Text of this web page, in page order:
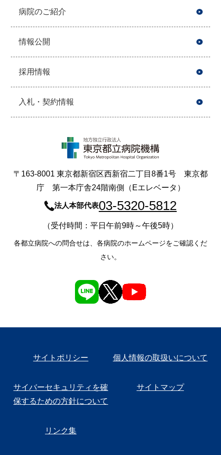
病院のご紹介
情報公開
採用情報
入札・契約情報
〒163-8001 東京都新宿区西新宿二丁目8番1号 東京都
庁 第一本庁舎24階南側（Eエレベータ）
法人本部代表03-5320-5812
（受付時間：平日午前9時～午後5時）
各都立病院への問合せは、各病院のホームページをご確認くだ
さい。
サイトポリシー 個人情報の取扱いについて
サイバーセキュリティを確
保するための方針について
サイトマップ
リンク集